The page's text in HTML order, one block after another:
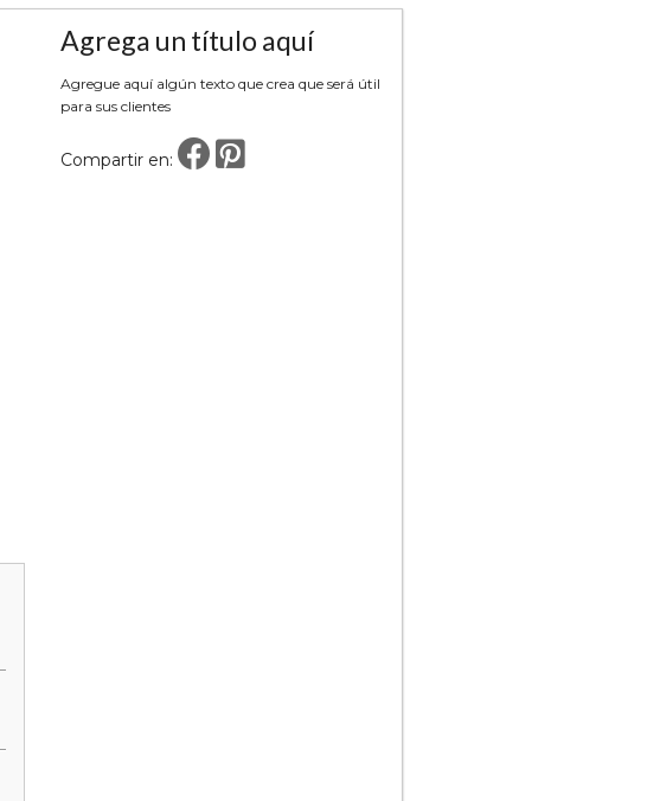
Agrega un título aquí
Agregue aquí algún texto que crea que será útil
para sus clientes
Compartir en: